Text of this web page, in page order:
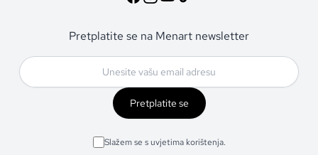
Pretplatite se na Menart newsletter
Pretplatite se
Slažem se s uvjetima korištenja.